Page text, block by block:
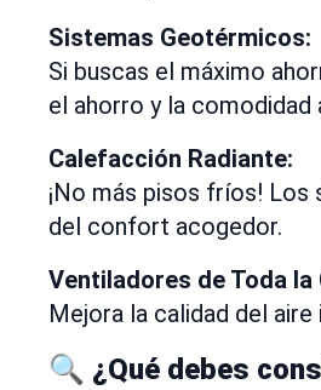
Sistemas Geotérmicos:
Si buscas el máximo
el ahorro y la comodidad
Calefacción Radiante:
¡No más pisos fríos!
del confort acogedor.
Ventiladores de Toda la
Mejora la calidad del
🔍 ¿Qué debes